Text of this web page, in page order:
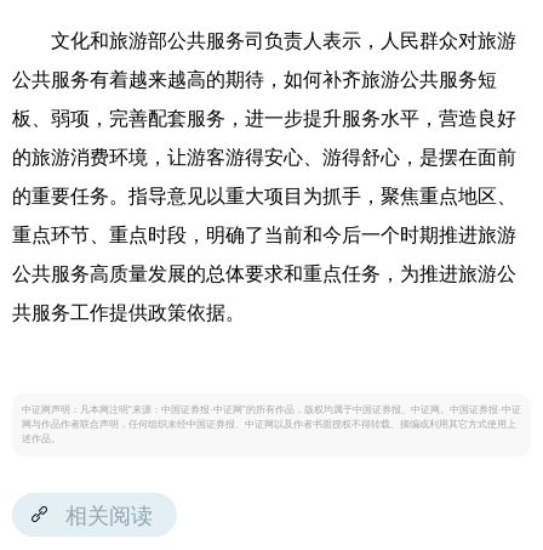
文化和旅游部公共服务司负责人表示，人民群众对旅游
公共服务有着越来越高的期待，如何补齐旅游公共服务短
板、弱项，完善配套服务，进一步提升服务水平，营造良好
的旅游消费环境，让游客游得安心、游得舒心，是摆在面前
的重要任务。指导意见以重大项目为抓手，聚焦重点地区、
重点环节、重点时段，明确了当前和今后一个时期推进旅游
公共服务高质量发展的总体要求和重点任务，为推进旅游公
共服务工作提供政策依据。
中证网声明：凡本网注明“来源：中国证券报·中证网”的所有作品，版权均属于中国证券报、中证网。中国证券报·中证
网与作品作者联合声明，任何组织未经中国证券报、中证网以及作者书面授权不得转载、摘编或利用其它方式使用上
述作品。
相关阅读